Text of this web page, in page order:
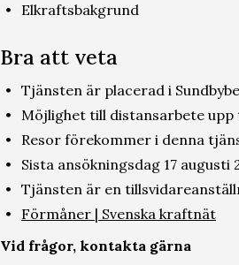
Elkraftsbakgrund
Bra att veta
Tjänsten är placerad i
Möjlighet till distansarbete
Resor förekommer i denna
Sista ansökningsdag 17
Tjänsten är en
Förmåner | Svenska kraftnät
Vid frågor, kontakta gärna